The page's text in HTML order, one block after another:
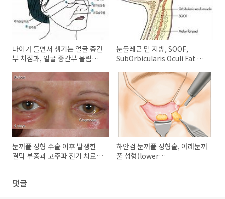
나이가 들면서 생기는 얼굴 중간
부 처짐과, 얼굴 중간부 올림술,
눈둘레근 밑 지방, SOOF,
SubOrbicularis Oculi Fat 와
Aponeurotic System
눈꺼풀 성형 수술 이후 발생한
결막 부종과 고주파 전기 치료
하안검 눈꺼풀 성형술, 아래눈꺼
풀 성형(lower
댓글